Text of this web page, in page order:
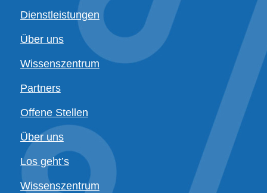
Dienstleistungen
Über uns
Wissenszentrum
Partners
Offene Stellen
Über uns
Los geht’s
Wissenszentrum